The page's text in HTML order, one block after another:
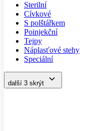
Sterilní
Cívkové
S polštářkem
Poinjekční
Tejpy
Náplasťové stehy
Speciální
další 3 skrýt